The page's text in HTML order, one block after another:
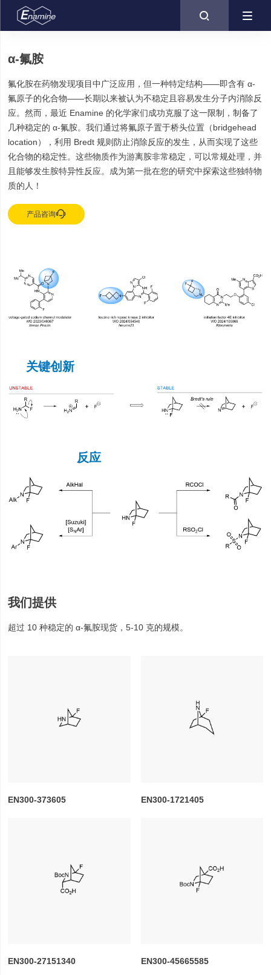

α-氟胺
氟化胺在药物发现项目中广泛应用，但一种特定结构——即含有 α-
氟原子的化合物——长期以来被认为不稳定且容易发生分子内消除反
应。然而，最近 Enamine 的化学家们成功克服了这一限制，制备了
几种稳定的 α-氟胺。我们通过将氟原子置于桥头位置（bridgehead
location），利用 Bredt 规则防止消除反应的发生，从而实现了这些
化合物的稳定性。这些物质作为游离胺非常稳定，可以常规处理，并
且能够发生胺特异性反应。成为第一批在您的研究中探索这些独特物
质的人！
产品咨询
关键创新
反应
我们提供
超过 10 种稳定的 α-氟胺现货，5-10 克的规模。
EN300-373605 EN300-1721405
EN300-27151340 EN300-45665585